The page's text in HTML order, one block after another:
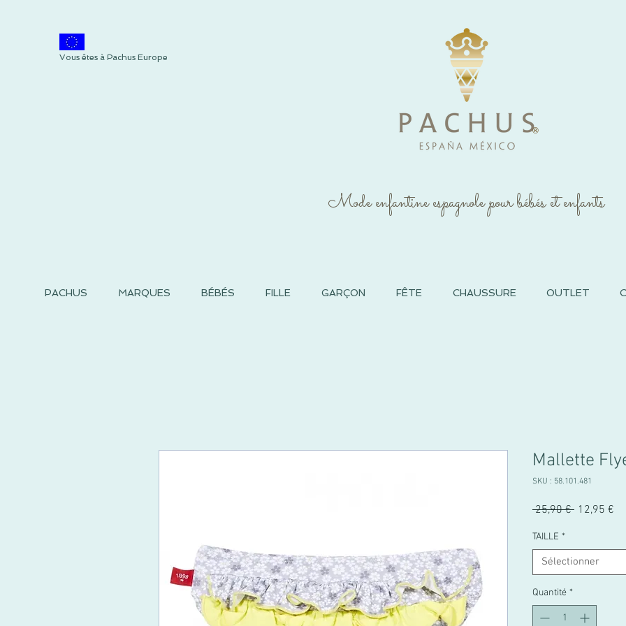
Vous êtes à Pachus Europe
®
Mode enfantine espagnole pour bébés et enfants
PACHUS MARQUES BÉBÉS FILLE GARÇON FÊTE CHAUSSURE OUTLET
Mallette
SKU : 58.101.481
25,90 € Prix
12,95 €
TAILLE *
Sélectionner
Quantité *